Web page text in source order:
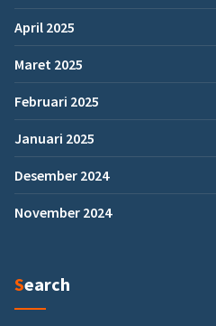
April 2025
Maret 2025
Februari 2025
Januari 2025
Desember 2024
November 2024
Search